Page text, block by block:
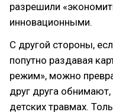
разрешили
инновационными.
С другой стороны,
попутно раздавая
режим», можно
друг друга
детских травмах.